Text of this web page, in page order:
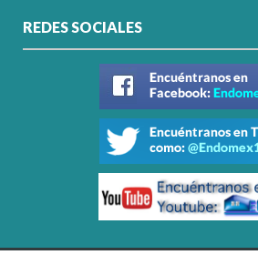
REDES SOCIALES